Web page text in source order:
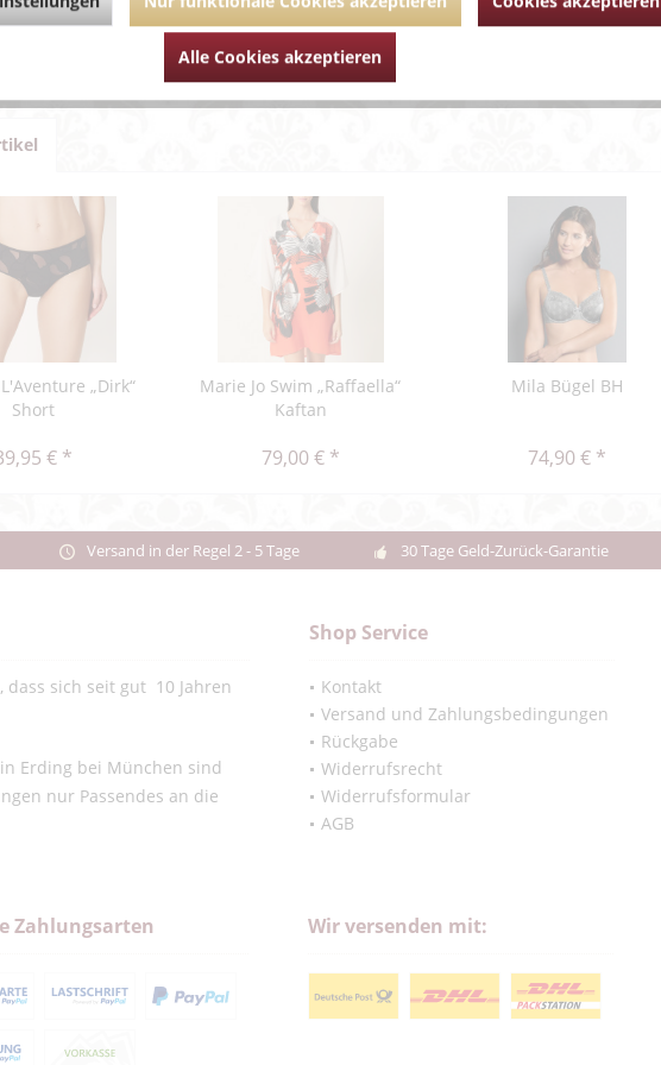
Artikel?
Artikel von Aubade
„Dirk“
Short
€ *
Marie Jo Swim „Raffaella“
Kaftan
79,00 € *
Mila Bügel BH
74,90 € *
Versand in der Regel 2 - 5 Tage 30 Tage Geld-Zurück-Garantie
sich seit gut 10 Jahren
Erding bei München sind
nur Passendes an die
Shop Service
Kontakt
Versand und Zahlungsbedingungen
Rückgabe
Widerrufsrecht
Widerrufsformular
AGB
Zahlungsarten Wir versenden mit:
Alle Cookies akzeptieren